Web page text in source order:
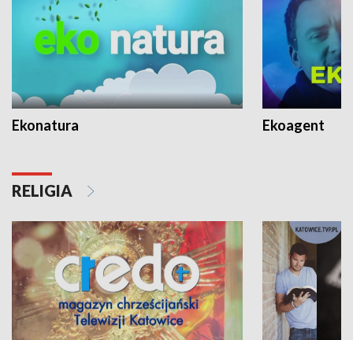
Ekonatura Ekoagent
RELIGIA